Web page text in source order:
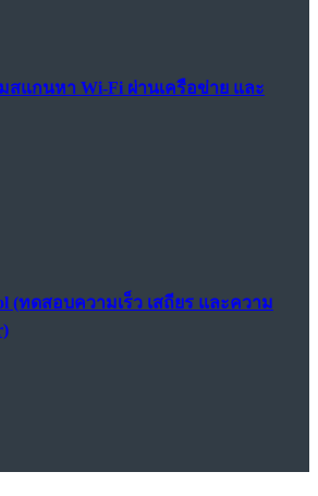
สแกนหา Wi-Fi ผ่านเครือข่าย และ
(ทดสอบความเร็ว เสถียร และความ